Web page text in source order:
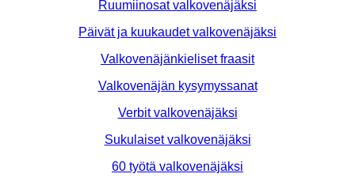
Ruumiinosat valkovenäjäksi
Päivät ja kuukaudet valkovenäjäksi
Valkovenäjänkieliset fraasit
Valkovenäjän kysymyssanat
Verbit valkovenäjäksi
Sukulaiset valkovenäjäksi
60 työtä valkovenäjäksi